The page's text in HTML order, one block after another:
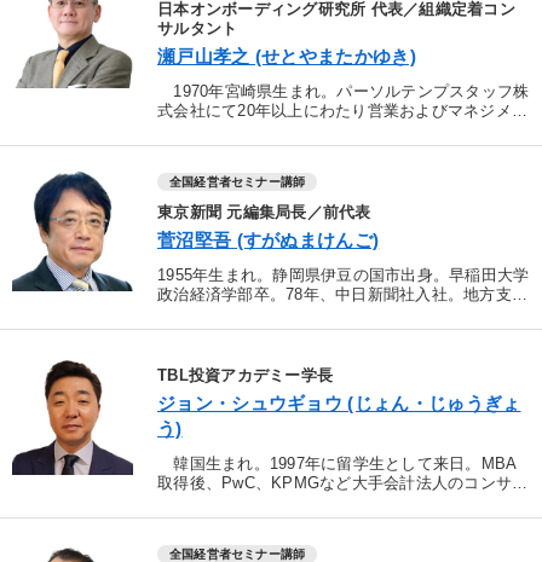
日本オンボーディング研究所 代表／組織定着コン
サルタント
瀬戸山孝之 (せとやまたかゆき)
1970年宮崎県生まれ。パーソルテンプスタッフ株
式会社にて20年以上にわたり営業およびマネジメン
キャリア支援、製造・建設・不動産・サービス・金
全国経営者セミナー講師
東京新聞 元編集局長／前代表
菅沼堅吾 (すがぬまけんご)
1955年生まれ。静岡県伊豆の国市出身。早稲田大学
政治経済学部卒。78年、中日新聞社入社。地方支局
部、政治部で勤務し2001年8月に政治部長。その
TBL投資アカデミー学長
ジョン・シュウギョウ (じょん・じゅうぎょ
う)
韓国生まれ。1997年に留学生として来日。MBA
取得後、PwC、KPMGなど大手会計法人のコンサル
躍し、2013年マレーシアに移住。現在は、日本を中
全国経営者セミナー講師